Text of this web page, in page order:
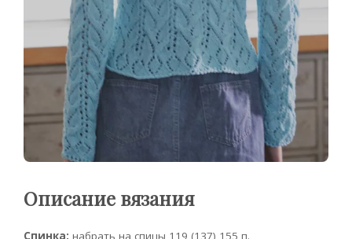
Описание вязания
Спинка: набрать на спицы 119 (137) 155 п.